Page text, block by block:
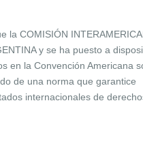
la COMISIÓN
y se ha puesto a
en la Convención Americana
de una norma que garantice
internacionales de